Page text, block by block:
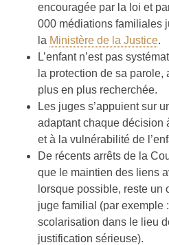
encouragée par la loi et
000 médiations familiales
la Ministère de la Justice.
L’enfant n’est pas
la protection de sa
plus en plus recherchée.
Les juges s’appuient sur
adaptant chaque décision
et à la vulnérabilité de
De récents arrêts de la
que le maintien des liens
lorsque possible, reste un
juge familial (par exemple
scolarisation dans le lieu
justification sérieuse).